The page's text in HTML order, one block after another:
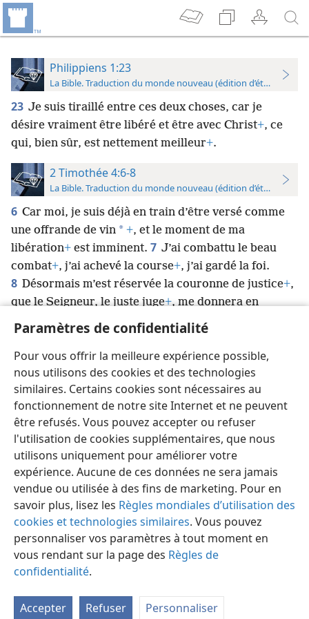
Paramètres de confidentialité
Pour vous offrir la meilleure expérience possible,
nous utilisons des cookies et des technologies
similaires. Certains cookies sont nécessaires au
fonctionnement de notre site Internet et ne peuvent
être refusés. Vous pouvez accepter ou refuser
l'utilisation de cookies supplémentaires, que nous
utilisons uniquement pour améliorer votre
expérience. Aucune de ces données ne sera jamais
vendue ou utilisée à des fins de marketing. Pour en
savoir plus, lisez les Règles mondiales d’utilisation des
cookies et technologies similaires. Vous pouvez
personnaliser vos paramètres à tout moment en
vous rendant sur la page des Règles de
confidentialité.
Accepter Refuser Personnaliser
Philippiens 1:23
La Bible. Traduction du monde nouveau (édition d’étude)
23 Je suis tiraillé entre ces deux choses, car je
désire vraiment être libéré et être avec Christ+, ce
qui, bien sûr, est nettement meilleur+.
2 Timothée 4:6-8
La Bible. Traduction du monde nouveau (édition d’étude)
6 Car moi, je suis déjà en train d’être versé comme
une offrande de vin * +, et le moment de ma
libération+ est imminent. 7 J’ai combattu le beau
combat+, j’ai achevé la course+, j’ai gardé la foi.
8 Désormais m’est réservée la couronne de justice+,
que le Seigneur, le juste juge+, me donnera en
récompense ce jour-là
, quoique pas seulement à
apparition.
Français Préférences
Copyright © 2026 Watch Tower Bible and Tract Society of Pennsylvania
Conditions d’utilisation
Règles de confidentialité
Paramètres de confidentialité
JW.ORG Se connecter